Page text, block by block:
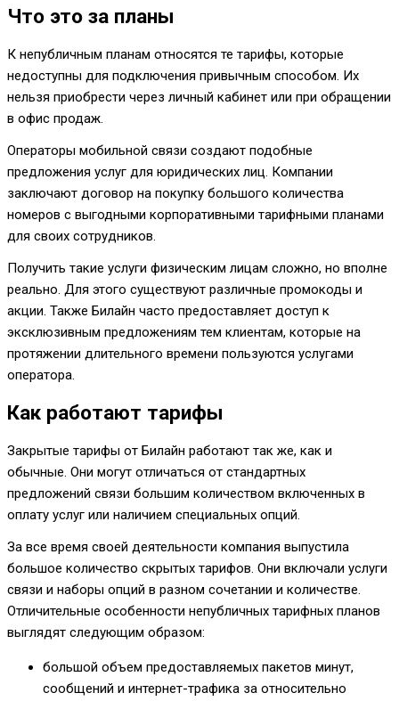
Что это за планы
К непубличным планам относятся те тарифы, которые
недоступны для подключения привычным способом. Их
нельзя приобрести через личный кабинет или при обращении
в офис продаж.
Операторы мобильной связи создают подобные
предложения услуг для юридических лиц. Компании
заключают договор на покупку большого количества
номеров с выгодными корпоративными тарифными планами
для своих сотрудников.
Получить такие услуги физическим лицам сложно, но вполне
реально. Для этого существуют различные промокоды и
акции. Также Билайн часто предоставляет доступ к
эксклюзивным предложениям тем клиентам, которые на
протяжении длительного времени пользуются услугами
оператора.
Как работают тарифы
Закрытые тарифы от Билайн работают так же, как и
обычные. Они могут отличаться от стандартных
предложений связи большим количеством включенных в
оплату услуг или наличием специальных опций.
За все время своей деятельности компания выпустила
большое количество скрытых тарифов. Они включали услуги
связи и наборы опций в разном сочетании и количестве.
Отличительные особенности непубличных тарифных планов
выглядят следующим образом:
большой объем предоставляемых пакетов минут,
сообщений и интернет-трафика за относительно